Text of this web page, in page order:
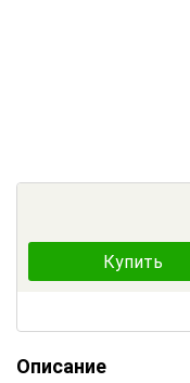
Купить
Описание